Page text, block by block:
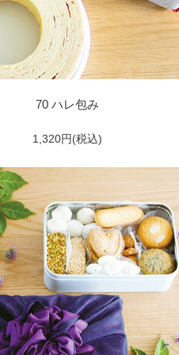
70 ハレ包み
1,320円(税込)